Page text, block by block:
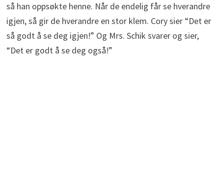
så han oppsøkte henne. Når de endelig får se hverandre
igjen, så gir de hverandre en stor klem. Cory sier “Det er
så godt å se deg igjen!” Og Mrs. Schik svarer og sier,
“Det er godt å se deg også!”